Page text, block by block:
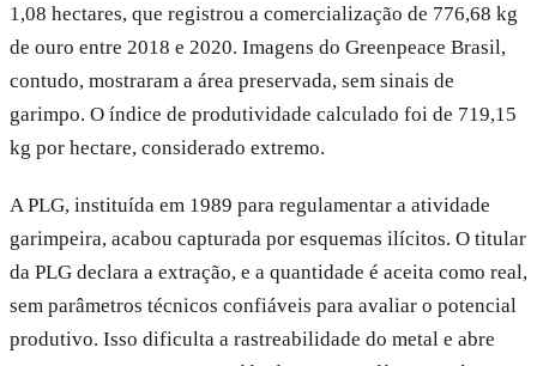
1,08 hectares, que registrou a comercialização de 776,68 kg
de ouro entre 2018 e 2020. Imagens do Greenpeace Brasil,
contudo, mostraram a área preservada, sem sinais de
garimpo. O índice de produtividade calculado foi de 719,15
kg por hectare, considerado extremo.
A PLG, instituída em 1989 para regulamentar a atividade
garimpeira, acabou capturada por esquemas ilícitos. O titular
da PLG declara a extração, e a quantidade é aceita como real,
sem parâmetros técnicos confiáveis para avaliar o potencial
produtivo. Isso dificulta a rastreabilidade do metal e abre